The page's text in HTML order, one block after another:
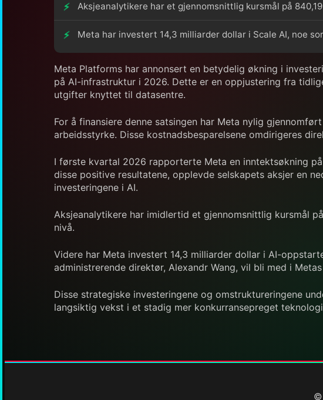
Aksjeanalytikere har et gjennomsnittlig kursmål på
Meta har investert 14,3 milliarder dollar i Scale AI, noe
Meta Platforms har annonsert en betydelig økning i
på AI-infrastruktur i 2026. Dette er en oppjustering fra
utgifter knyttet til datasentre.
For å finansiere denne satsingen har Meta nylig
arbeidsstyrke. Disse kostnadsbesparelsene omdirigeres
I første kvartal 2026 rapporterte Meta en inntektsøkning
disse positive resultatene, opplevde selskapets aksjer en
investeringene i AI.
Aksjeanalytikere har imidlertid et gjennomsnittlig kursmål
nivå.
Videre har Meta investert 14,3 milliarder dollar i AI-
administrerende direktør, Alexandr Wang, vil bli med i
Disse strategiske investeringene og omstruktureringene
langsiktig vekst i et stadig mer konkurransepreget
©